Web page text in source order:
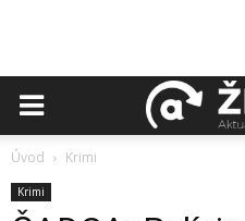
Úvod Krimi
Krimi